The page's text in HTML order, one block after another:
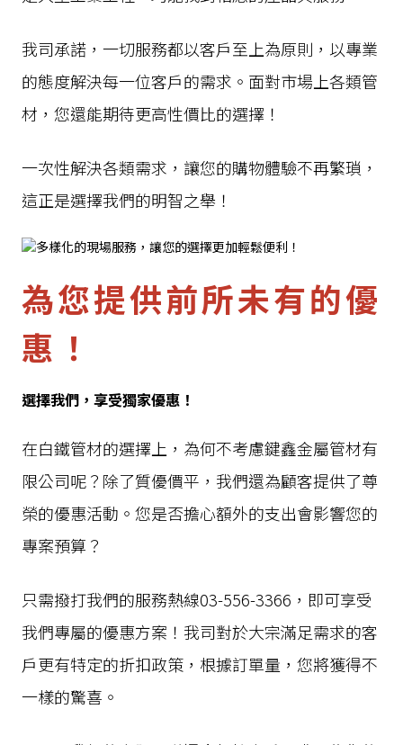
我司承諾，一切服務都以客戶至上為原則，以專業
的態度解決每一位客戶的需求。面對市場上各類管
材，您還能期待更高性價比的選擇！
一次性解決各類需求，讓您的購物體驗不再繁瑣，
這正是選擇我們的明智之舉！
為您提供前所未有的優
惠！
選擇我們，享受獨家優惠！
在白鐵管材的選擇上，為何不考慮鍵鑫金屬管材有
限公司呢？除了質優價平，我們還為顧客提供了尊
榮的優惠活動。您是否擔心額外的支出會影響您的
專案預算？
只需撥打我們的服務熱線03-556-3366，即可享受
我們專屬的優惠方案！我司對於大宗滿足需求的客
戶更有特定的折扣政策，根據訂單量，您將獲得不
一樣的驚喜。